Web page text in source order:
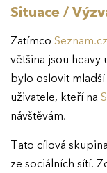
Situace /
Zatímco Seznam.cz
většina jsou heavy
bylo oslovit
uživatele, kteří na
návštěvám.
Tato cílová
ze sociálních sítí.